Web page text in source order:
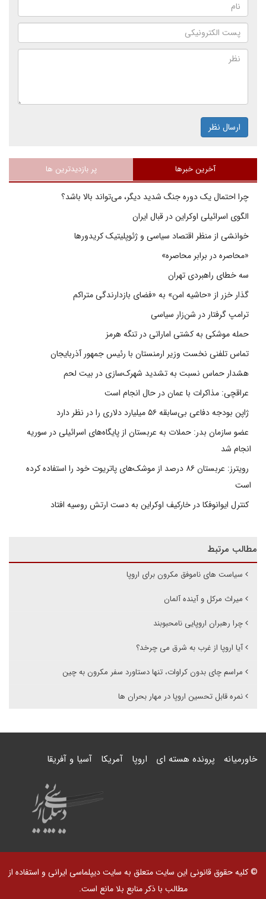
ارسال نظر
آخرین خبرها پر بازدیدترین ها
چرا احتمال یک دوره جنگ شدید دیگر، می‌تواند بالا باشد؟
الگوی اسرائیلی اوکراین در قبال ایران
خوانشی از منظر اقتصاد سیاسی و ژئوپلیتیک کریدورها
«محاصره در برابر محاصره»
سه خطای راهبردی تهران
گذار خزر از «حاشیه امن» به «فضای بازدارندگی متراکم
ترامپ گرفتار در شن‌زار سیاسی
حمله موشکی به کشتی اماراتی در تنگه هرمز
تماس تلفنی نخست وزیر ارمنستان با رئیس جمهور آذربایجان
هشدار حماس نسبت به تشدید شهرک‌سازی در بیت‌ لحم
عراقچی: مذاکرات با عمان در حال انجام است
ژاپن بودجه دفاعی بی‌سابقه ۵۶ میلیارد دلاری را در نظر دارد
عضو سازمان بدر: حملات به عربستان از پایگاه‌های اسرائیلی در سوریه
انجام شد
رویترز: عربستان ۸۶ درصد از موشک‌های پاتریوت خود را استفاده کرده
است
کنترل ایوانوفکا در خارکیف اوکراین به دست ارتش روسیه افتاد
مطالب مرتبط
سیاست های ناموفق مکرون برای اروپا
میراث مرکل و آینده آلمان
چرا رهبران اروپایی نامحبوبند
آیا اروپا از غرب به شرق می چرخد؟
مراسم چای بدون کراوات، تنها دستاورد سفر مکرون به چین
نمره قابل تحسین اروپا در مهار بحران ها
خاورمیانه پرونده هسته ای اروپا آمریکا آسیا و آفریقا
© کلیه حقوق قانونی این سایت متعلق به سایت دیپلماسی ایرانی و استفاده از
مطالب با ذکر منابع بلا مانع است.